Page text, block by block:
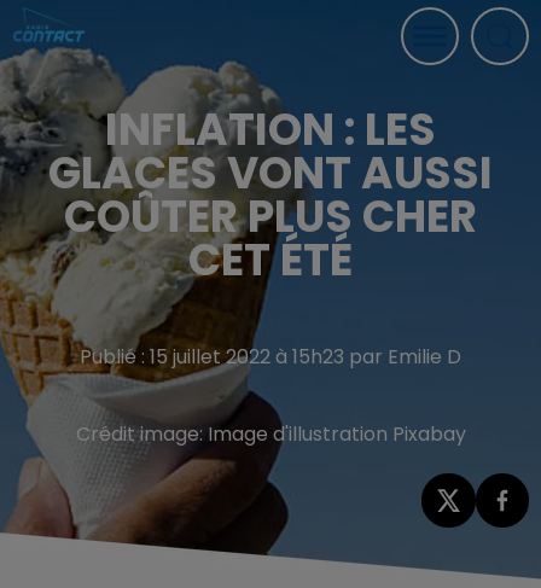
INFLATION : LES
GLACES VONT AUSSI
COÛTER PLUS CHER
CET ÉTÉ
Publié : 15 juillet 2022 à 15h23 par Emilie D
Crédit image: Image d'illustration Pixabay